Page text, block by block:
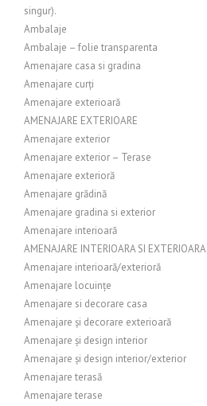
singur).
Ambalaje
Ambalaje – folie transparenta
Amenajare casa si gradina
Amenajare curți
Amenajare exterioară
AMENAJARE EXTERIOARE
Amenajare exterior
Amenajare exterior – Terase
Amenajare exterioră
Amenajare grădină
Amenajare gradina si exterior
Amenajare interioară
AMENAJARE INTERIOARA SI EXTERIOARA
Amenajare interioară/exterioră
Amenajare locuințe
Amenajare si decorare casa
Amenajare și decorare exterioară
Amenajare și design interior
Amenajare și design interior/exterior
Amenajare terasă
Amenajare terase